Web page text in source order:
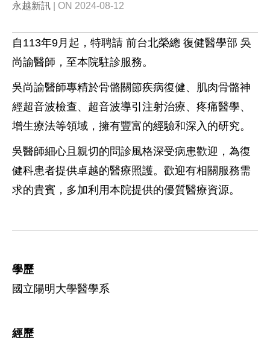
永越新訊 | ON 2024-08-12
自113年9月起，特聘請 前台北榮總 復健醫學部 吳
尚諭醫師，至本院駐診服務。
吳尚諭醫師專精於骨骼關節疾病復健、肌肉骨骼神
經超音波檢查、超音波導引注射治療、疼痛醫學、
增生療法等領域，擁有豐富的經驗和深入的研究。
吳醫師細心且親切的問診風格深受病患歡迎，為復
健科患者提供卓越的醫療照護。歡迎有相關服務需
求的貴賓，多加利用本院提供的優質醫療資源。
學歷
國立陽明大學醫學系
經歷